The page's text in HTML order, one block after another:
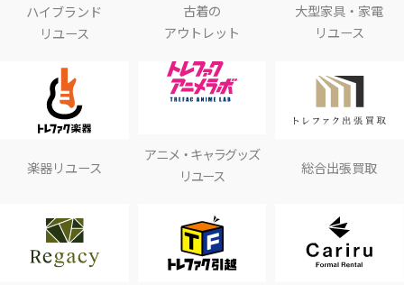
ハイブランド
リユース
古着の
アウトレット
大型家具・家電
リユース
楽器リユース
アニメ・キャラグッズ
リユース
総合出張買取